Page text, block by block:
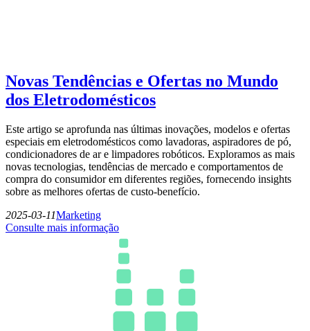
Novas Tendências e Ofertas no Mundo
dos Eletrodomésticos
Este artigo se aprofunda nas últimas inovações, modelos e ofertas
especiais em eletrodomésticos como lavadoras, aspiradores de pó,
condicionadores de ar e limpadores robóticos. Exploramos as mais
novas tecnologias, tendências de mercado e comportamentos de
compra do consumidor em diferentes regiões, fornecendo insights
sobre as melhores ofertas de custo-benefício.
2025-03-11Marketing
Consulte mais informação